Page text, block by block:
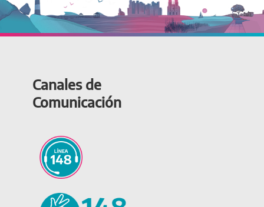
Canales de
Comunicación